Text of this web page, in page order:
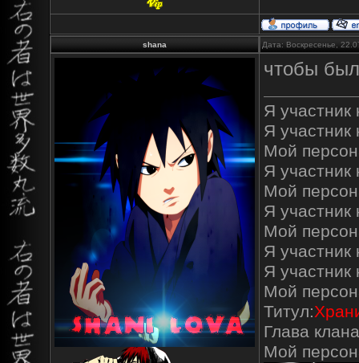
shana Дата: Воскресенье,
чтобы
Я участник
Я участник
Мой
Я участник
Мой
Я участник
Мой
Я участник
Я участник
Мой
Титул:
Глава
Мой